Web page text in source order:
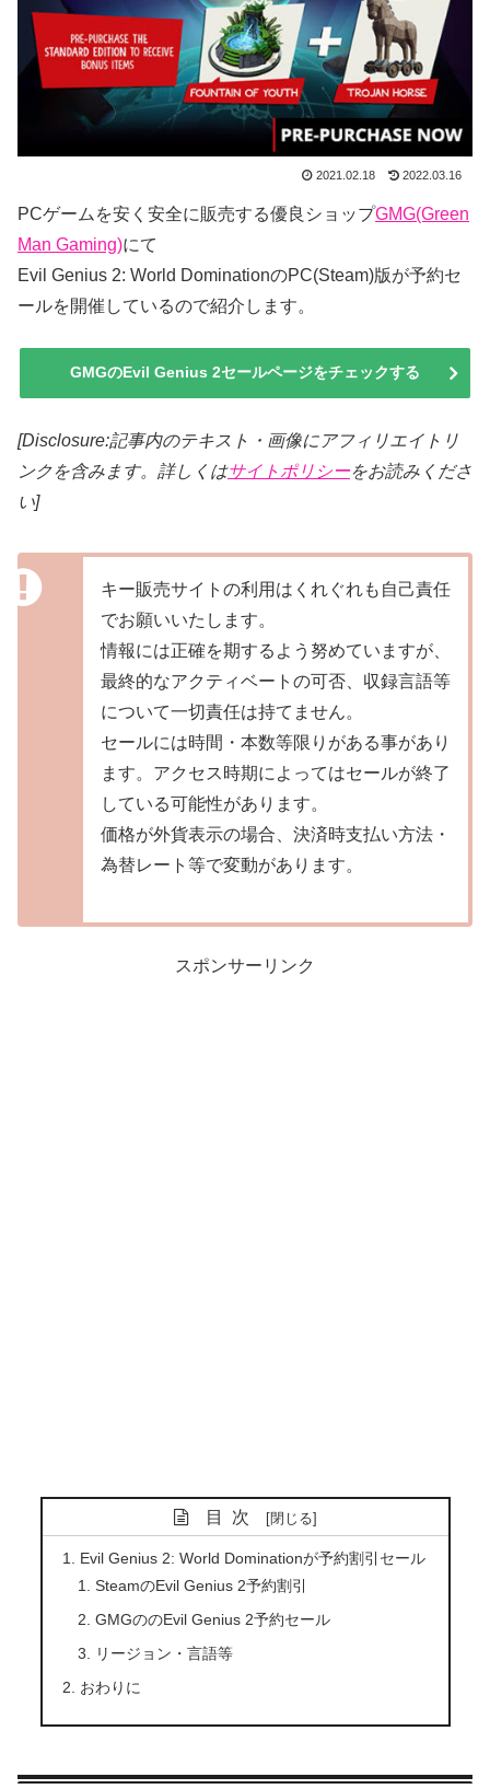
2021.02.18 2022.03.16
PCゲームを安く安全に販売する優良ショップGMG(Green
Man Gaming)にて
Evil Genius 2: World DominationのPC(Steam)版が予約セ
ールを開催しているので紹介します。
GMGのEvil Genius 2セールページをチェックする
[Disclosure:記事内のテキスト・画像にアフィリエイトリ
ンクを含みます。詳しくはサイトポリシーをお読みくださ
い]
キー販売サイトの利用はくれぐれも自己責任
でお願いいたします。
情報には正確を期するよう努めていますが、
最終的なアクティベートの可否、収録言語等
について一切責任は持てません。
セールには時間・本数等限りがある事があり
ます。アクセス時期によってはセールが終了
している可能性があります。
価格が外貨表示の場合、決済時支払い方法・
為替レート等で変動があります。
スポンサーリンク
目次
Evil Genius 2: World Dominationが予約割引セール
SteamのEvil Genius 2予約割引
GMGののEvil Genius 2予約セール
リージョン・言語等
おわりに